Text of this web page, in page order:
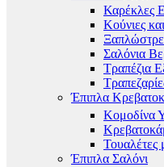
Καρέκλες
Κούνιες
Σαλόνια
Τραπέζια
Έπιπλα
Κομοδίνα
Τουαλέτες
Έπιπλα Σαλόνι